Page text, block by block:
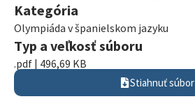
Kategória
Olympiáda v španielskom jazyku
Typ a veľkosť súboru
.pdf | 496,69 KB
Stiahnuť súbor